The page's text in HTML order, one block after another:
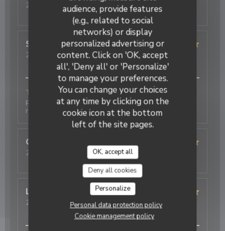
audience, provide features
(e.g., related to social
networks) or display
personalized advertising or
content. Click on 'OK, accept
all', 'Deny all' or 'Personalize'
to manage your preferences.
You can change your choices
at any time by clicking on the
cookie icon at the bottom
left of the site pages.
OK, accept all
Deny all cookies
Personalize
Personal data protection policy
Cookie management policy
2026-08-03- 20:30 - Guests 2
/5 Ambiance: 5/5 Food :5/5 Value
Soun
2026-08-03- 20:00 - Guests 1
5/5 Ambiance :5/5 Food:5/5 Value: 5
Toujours parfait. Le personnel est adorable et très
professionnel. Les plats étaient excellents et
rapidement servis. Je recommande fortement
Olivier
2026-07-28
- 19:30 - Guests 3
Ambiance:5/5 Food:5/5
Linda
2026-07-25
- 20:30 - Guests 2
Ambiance:5/5 Food:5/5 Value:
Restaurant Le J